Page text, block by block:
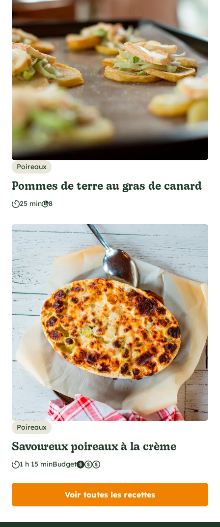
Poireaux
Pommes de terre au gras de canard
25 min 8
Poireaux
Savoureux poireaux à la crème
1 h 15 minBudget
Voir toutes les recettes